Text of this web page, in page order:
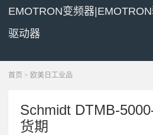
EMOTRON变频器
驱动器
首页 > 欧美日工业品
Schmidt DTMB-
货期